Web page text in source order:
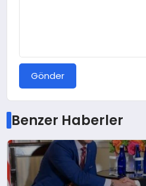
Gönder
Benzer Haberler